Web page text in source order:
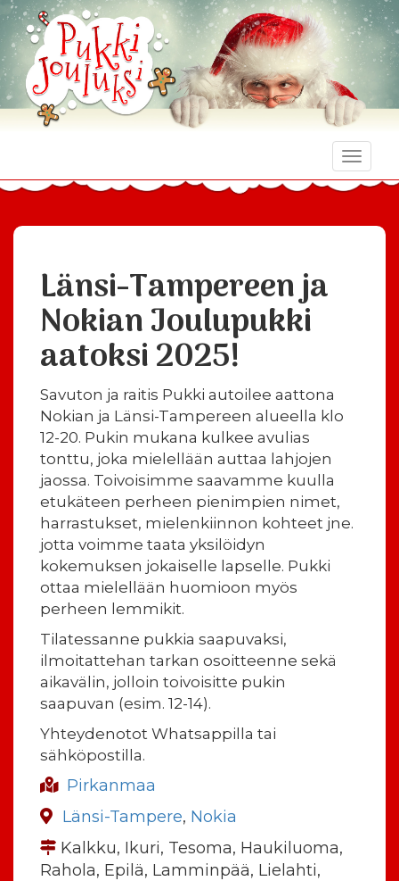
Toggle
Länsi-Tampereen ja
Nokian Joulupukki
aatoksi 2025!
Savuton ja raitis Pukki autoilee aattona
Nokian ja Länsi-Tampereen alueella klo
12-20. Pukin mukana kulkee avulias
tonttu, joka mielellään auttaa lahjojen
jaossa. Toivoisimme saavamme kuulla
etukäteen perheen pienimpien nimet,
harrastukset, mielenkiinnon kohteet jne.
jotta voimme taata yksilöidyn
kokemuksen jokaiselle lapselle. Pukki
ottaa mielellään huomioon myös
perheen lemmikit.
Tilatessanne pukkia saapuvaksi,
ilmoitattehan tarkan osoitteenne sekä
aikavälin, jolloin toivoisitte pukin
saapuvan (esim. 12-14).
Yhteydenotot Whatsappilla tai
sähköpostilla.
Pirkanmaa
Länsi-Tampere, Nokia
Kalkku, Ikuri, Tesoma, Haukiluoma,
Rahola, Epilä, Lamminpää, Lielahti,